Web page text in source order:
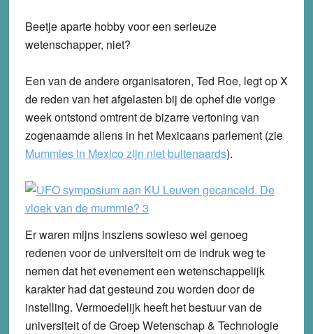
Beetje aparte hobby voor een serieuze
wetenschapper, niet?
Een van de andere organisatoren, Ted Roe, legt op X
de reden van het afgelasten bij de ophef die vorige
week ontstond omtrent de bizarre vertoning van
zogenaamde aliens in het Mexicaans parlement (zie
Mummies in Mexico zijn niet buitenaards).
Er waren mijns insziens sowieso wel genoeg
redenen voor de universiteit om de indruk weg te
nemen dat het evenement een wetenschappelijk
karakter had dat gesteund zou worden door de
instelling. Vermoedelijk heeft het bestuur van de
universiteit of de Groep Wetenschap & Technologie